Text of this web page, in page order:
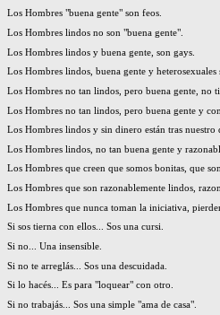
Los Hombres "buena gente" son feos.
Los Hombres lindos no son "buena gente".
Los Hombres lindos y buena gente, son gays.
Los Hombres lindos, buena gente y heterosexuales
Los Hombres no tan lindos, pero buena gente, no
Los Hombres no tan lindos, pero buena gente y
Los Hombres lindos y sin dinero están tras nuestro
Los Hombres lindos, no tan buena gente y
Los Hombres que creen que somos bonitas, que
Los Hombres que son razonablemente lindos,
Los Hombres que nunca toman la iniciativa,
Si sos tierna con ellos... Sos una cursi.
Si no... Una insensible.
Si no te arreglás... Sos una descuidada.
Si lo hacés... Es para "loquear" con otro.
Si no trabajás... Sos una simple "ama de casa".